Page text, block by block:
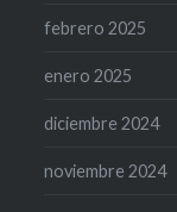
febrero 2025
enero 2025
diciembre 2024
noviembre 2024